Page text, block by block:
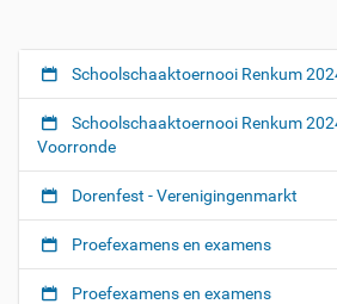
c
N
a
v
i
g
a
t
Schoolschaaktoernooi Renkum
Schoolschaaktoernooi Renkum
Voorronde
Dorenfest - Verenigingenmarkt
Proefexamens en examens
Proefexamens en examens